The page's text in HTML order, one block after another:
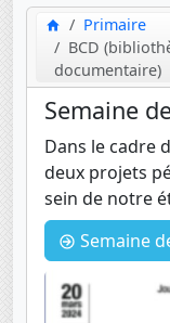
Primaire
BCD
documentaire)
Semaine
Dans le cadre
deux projets
sein de notre
Semaine